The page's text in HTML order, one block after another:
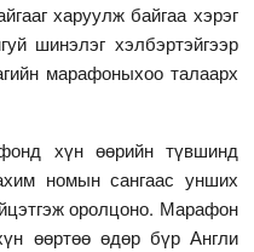
харуулж байгаа хэрэг
шинэлэг хэлбэртэйгээр
марафоныхоо талаарх
хүн өөрийн түвшинд
номын сангаас унших
оролцоно. Марафон
өөртөө өдөр бүр Англи